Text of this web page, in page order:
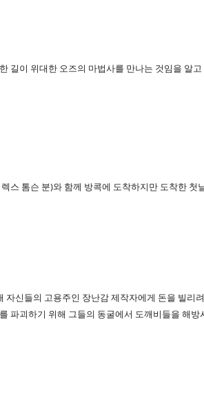
이 위대한 오즈의 마법사를 만나는 것임을 알
톰슨 분)와 함께 방콕에 도착하지만 도착한 첫
신들의 고용주인 장난감 제작자에게 돈을 빌리
파괴하기 위해 그들의 동굴에서 도깨비들을 해